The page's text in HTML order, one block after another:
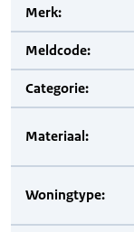
Merk:
Meldcode:
Categorie:
Materiaal:
Woningtype: